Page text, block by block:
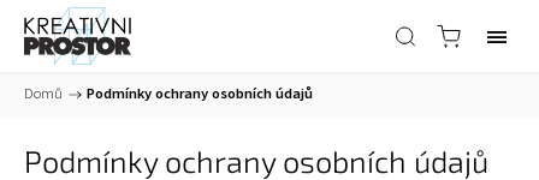
Domů / Podmínky ochrany osobních údajů
Podmínky ochrany osobních údajů